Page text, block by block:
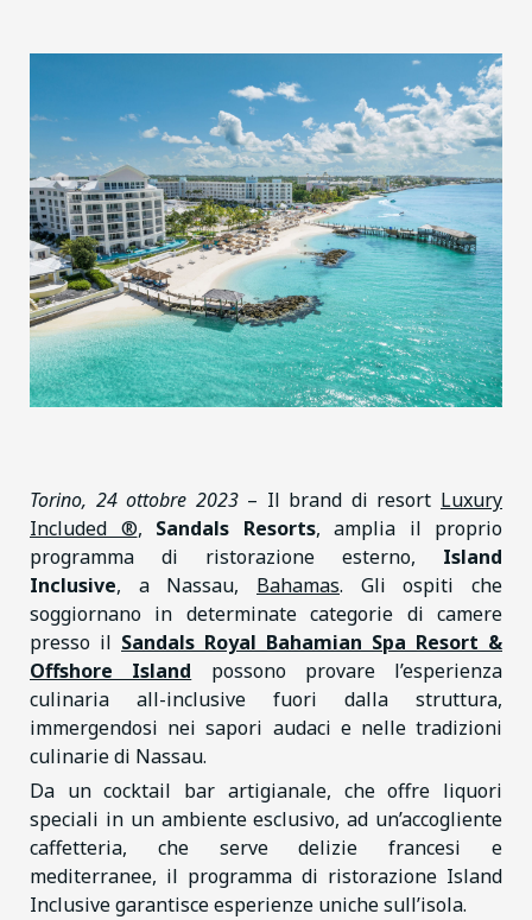
Torino, 24 ottobre 2023– Il brand di resort Luxury
Included ®, Sandals Resorts, amplia il proprio
programma di ristorazione esterno, Island
Inclusive, a Nassau, Bahamas. Gli ospiti che
soggiornano in determinate categorie di camere
presso il Sandals Royal Bahamian Spa Resort &
Offshore Island possono provare l’esperienza
culinaria all-inclusive fuori dalla struttura,
immergendosi nei sapori audaci e nelle tradizioni
culinarie di Nassau.
Da un cocktail bar artigianale, che offre liquori
speciali in un ambiente esclusivo, ad un’accogliente
caffetteria, che serve delizie francesi e
mediterranee, il programma di ristorazione Island
Inclusive garantisce esperienze uniche sull’isola.